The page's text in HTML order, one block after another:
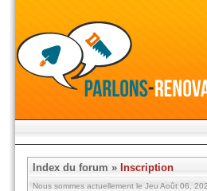
Index du forum » Inscription
Nous sommes actuellement le Jeu Août 06,